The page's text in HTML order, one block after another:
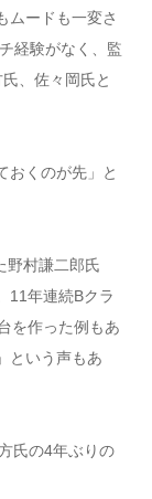
ムードも一変さ
経験がなく、監
、佐々岡氏と
おくのが先」と
野村謙二郎氏
11年連続Bクラ
を作った例もあ
という声もあ
氏の4年ぶりの